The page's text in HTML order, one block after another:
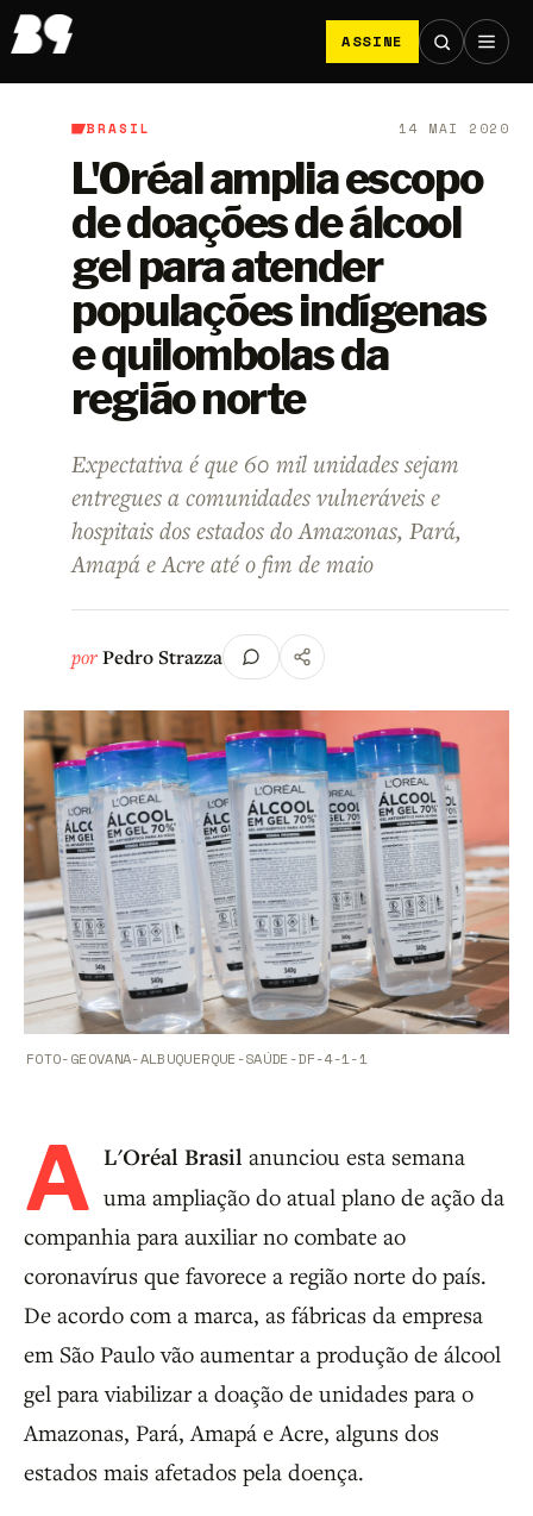
ASSINE
B9/Brasil
BRASIL 14 MAI 2020
L'Oréal amplia escopo
de doações de álcool
gel para atender
populações indígenas
e quilombolas da
região norte
Expectativa é que 60 mil unidades sejam
entregues a comunidades vulneráveis e
hospitais dos estados do Amazonas, Pará,
Amapá e Acre até o fim de maio
porPedro Strazza
FOTO-GEOVANA-ALBUQUERQUE-SAÚDE-DF-4-1-1
A L'Oréal Brasil anunciou esta semana
uma ampliação do atual plano de ação da
companhia para auxiliar no combate ao
coronavírus que favorece a região norte do país.
De acordo com a marca, as fábricas da empresa
em São Paulo vão aumentar a produção de álcool
gel para viabilizar a doação de unidades para o
Amazonas, Pará, Amapá e Acre, alguns dos
estados mais afetados pela doença.